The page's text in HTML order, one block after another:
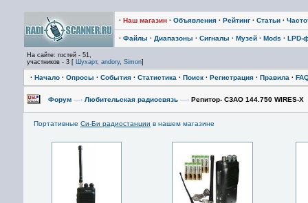
· Наш магазин · Объявления · Рейтинг · Статьи ·
· Файлы · Диапазоны · Сигналы · Музей · Mods · LPD-
На сайте: гостей - 51,
участников - 3 [ Шухарт, andory, Simon]
· Начало · Опросы · События · Статистика · Поиск · Регистрация · Правила ·
Форум —› Любительская радиосвязь —› Репитор- СЗАО 144.750 WIRES-X
Портативные Си-Би радиостанции в нашем магазине